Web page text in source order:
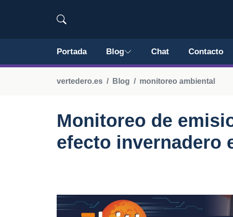
Portada Blog Chat Contacto
vertedero.es Blog monitoreo ambiental
Monitoreo de
efecto invernadero